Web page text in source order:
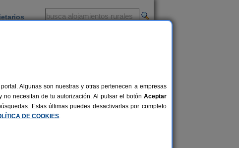
Algunas son nuestras y otras pertenecen a empresas
necesitan de tu autorización. Al pulsar el botón Aceptar
Estas últimas puedes desactivarlas por completo
DE COOKIES.